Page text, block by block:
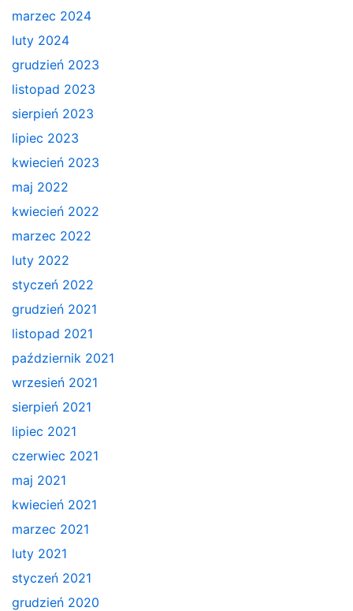
marzec 2024
luty 2024
grudzień 2023
listopad 2023
sierpień 2023
lipiec 2023
kwiecień 2023
maj 2022
kwiecień 2022
marzec 2022
luty 2022
styczeń 2022
grudzień 2021
listopad 2021
październik 2021
wrzesień 2021
sierpień 2021
lipiec 2021
czerwiec 2021
maj 2021
kwiecień 2021
marzec 2021
luty 2021
styczeń 2021
grudzień 2020